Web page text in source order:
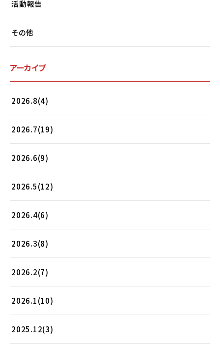
活動報告
その他
アーカイブ
2026.8(4)
2026.7(19)
2026.6(9)
2026.5(12)
2026.4(6)
2026.3(8)
2026.2(7)
2026.1(10)
2025.12(3)